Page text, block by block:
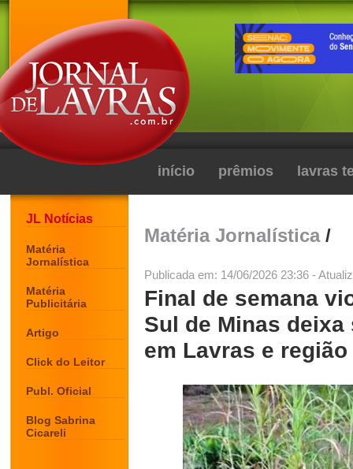
início prêmios lavras
JL Notícias
Matéria
Jornalística
Matéria
Publicitária
Artigo
Click do Leitor
Publ. Oficial
Blog Sabrina
Cicareli
Matéria Jornalística/
Publicada em: 14/06/2026 23:36 -
Final de semana
Sul de Minas
em Lavras e região